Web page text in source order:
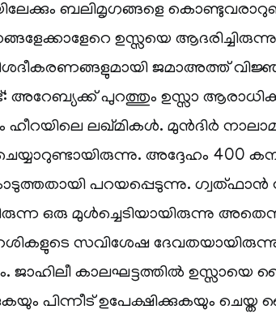
ബലിമൃഗങ്ങളെ
ഉസ്സയെ
ജമാഅത്ത്
അറേബ്യക്ക് പുറത്തും ഉസ്സാ
ഹീറയിലെ ലഖ്മികള്‍. മുന്‍ദിര്‍
അദ്ദേഹം 400
പറയപ്പെടുന്നു. ഗ്വത്ഫാന്‍
ഒരു മുള്‍ച്ചെടിയായിരുന്നു
സവിശേഷ
ജാഹിലീ കാലഘട്ടത്തില്‍ ഉസ്സായെ
പിന്നീട് ഉപേക്ഷിക്കുകയും